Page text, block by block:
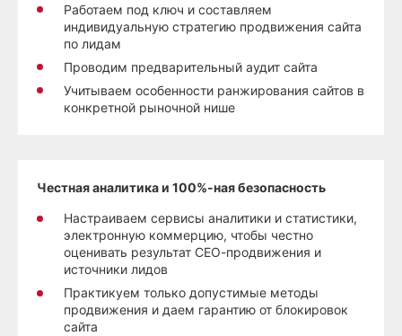
Работаем под ключ и составляем
индивидуальную стратегию продвижения сайта
по лидам
Проводим предварительный аудит сайта
Учитываем особенности ранжирования сайтов в
конкретной рыночной нише
Честная аналитика и 100%-ная безопасность
Настраиваем сервисы аналитики и статистики,
электронную коммерцию, чтобы честно
оценивать результат СЕО-продвижения и
источники лидов
Практикуем только допустимые методы
продвижения и даем гарантию от блокировок
сайта